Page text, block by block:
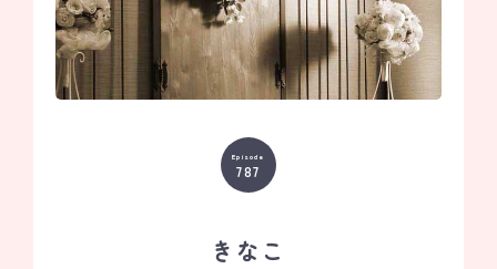
Episode
787
きなこ